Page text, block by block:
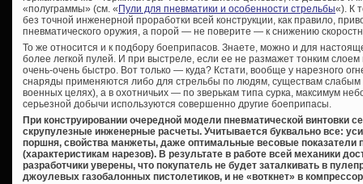
«полуграммы» (см. « Пули для пневматики и особенности стрельбы«). К
без точной инженерной проработки всей конструкции, как правило,
пневматического оружия, а порой — не поверите — к снижению
То же относится и к подбору боеприпасов. Знаете, можно и для
более легкой пулей. И при выстреле, если ее не размажет тонким
очень-очень быстро. Вот только — куда? Кстати, вообще у нарезного
снаряды применяются либо для стрельбы по людям, существам слабым
военных целях), а в охотничьих — по зверькам типа сурка, максимум
серьезной добычи используются совершенно другие боеприпасы.
При конструировании очередной модели пневматической винтовки
скрупулезные инженерные расчеты. Учитывается буквально все:
поршня, свойства манжеты, даже оптимальные весовые показатели
(характеристикам нарезов). В результате в работе всей механики
разработчики уверены, что покупатель не будет заталкивать в
джоулевых газобалонных пистолетиков, и не «воткнет» в